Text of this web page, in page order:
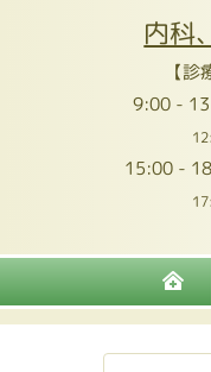
内科
【診
9:00 -
15:00 -